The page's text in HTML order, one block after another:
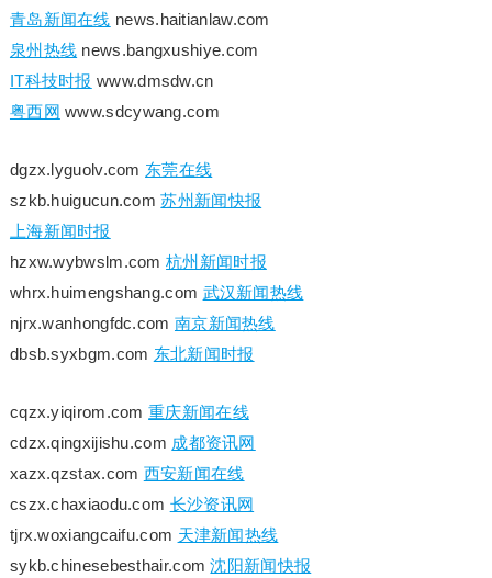
青岛新闻在线 news.haitianlaw.com
泉州热线 news.bangxushiye.com
IT科技时报 www.dmsdw.cn
粤西网 www.sdcywang.com
dgzx.lyguolv.com 东莞在线
szkb.huigucun.com苏州新闻快报
上海新闻时报
hzxw.wybwslm.com杭州新闻时报
whrx.huimengshang.com 武汉新闻热线
njrx.wanhongfdc.com 南京新闻热线
dbsb.syxbgm.com 东北新闻时报
cqzx.yiqirom.com重庆新闻在线
cdzx.qingxijishu.com 成都资讯网
xazx.qzstax.com 西安新闻在线
cszx.chaxiaodu.com 长沙资讯网
tjrx.woxiangcaifu.com 天津新闻热线
sykb.chinesebesthair.com沈阳新闻快报